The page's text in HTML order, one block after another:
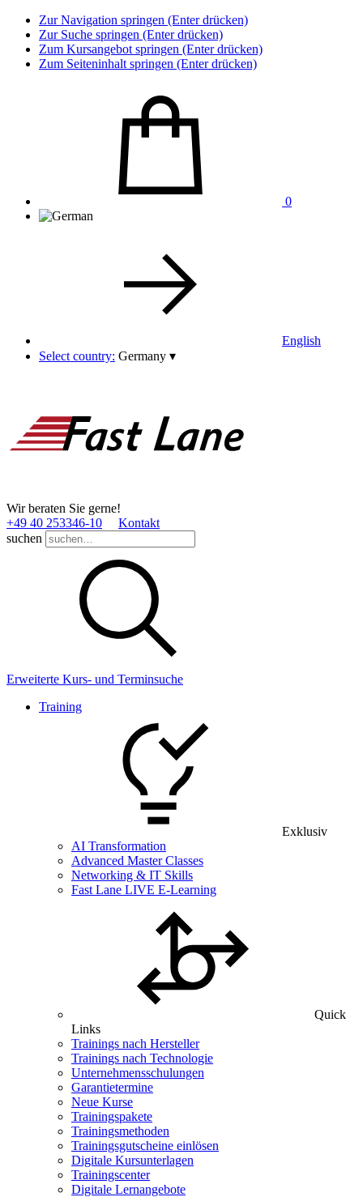
Zur Navigation springen (Enter drücken)
Zur Suche springen (Enter drücken)
Zum Kursangebot springen (Enter drücken)
Zum Seiteninhalt springen (Enter drücken)
0
English
Select country: Germany ▾
Wir beraten Sie gerne!
+49 40 253346­-10
Kontakt
suchen
Erweiterte Kurs- und Terminsuche
Training
Exklusiv
AI Transformation
Advanced Master Classes
Networking & IT Skills
Fast Lane LIVE E-Learning
Quick
Links
Trainings nach Hersteller
Trainings nach Technologie
Unternehmensschulungen
Garantietermine
Neue Kurse
Trainingspakete
Trainingsmethoden
Trainingsgutscheine einlösen
Digitale Kursunterlagen
Trainingscenter
Digitale Lernangebote